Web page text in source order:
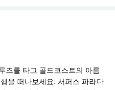
즈를 타고 골드코스트의 아름
을 떠나보세요. 서퍼스 파라다